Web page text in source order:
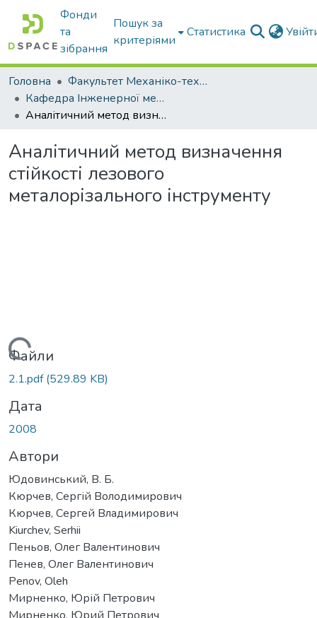
Фонди
та
зібрання
Пошук за
критеріями
Статистика
Головна
Факультет Механіко-технологічний
Кафедра Інженерної механіки та комп'ютерного проектування
Аналітичний метод визначення стійкості лезового металорізального інструменту
Аналітичний метод визначення
стійкості лезового
металорізального інструменту
Вантажиться...
Файли
2.1.pdf(529.89 KB)
Дата
2008
Автори
Юдовинський, В. Б.
Кюрчев, Сергій Володимирович
Кюрчев, Сергей Владимирович
Kiurchev, Serhii
Пеньов, Олег Валентинович
Пенев, Олег Валентинович
Penov, Oleh
Мирненко, Юрій Петрович